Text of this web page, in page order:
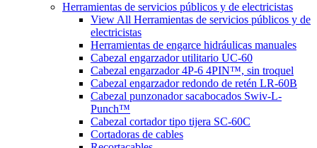
Herramientas de servicios públicos y de electricistas
View All Herramientas de servicios públicos y de
electricistas
Herramientas de engarce hidráulicas manuales
Cabezal engarzador utilitario UC-60
Cabezal engarzador 4P-6 4PIN™, sin troquel
Cabezal engarzador redondo de retén LR-60B
Cabezal punzonador sacabocados Swiv-L-
Punch™
Cabezal cortador tipo tijera SC-60C
Cortadoras de cables